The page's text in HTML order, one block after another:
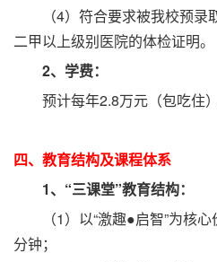
（4）符合要求被我校预录
二甲以上级别医院的体检证明。
2、学费：
预计每年2.8万元（包吃住）
四、教育结构及课程体系
1、“三课堂”教育结构：
（1）以“激趣●启智”为核
分钟；